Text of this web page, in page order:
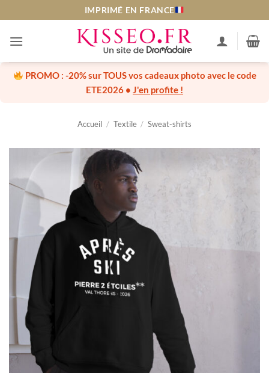
au
contenu
IMPRIMÉ EN FRANCE
PROMO : -20% sur TOUS vos cadeaux photo avec le code
ETE2026 • J'en profite !
Accueil / Textile / Sweat-shirts